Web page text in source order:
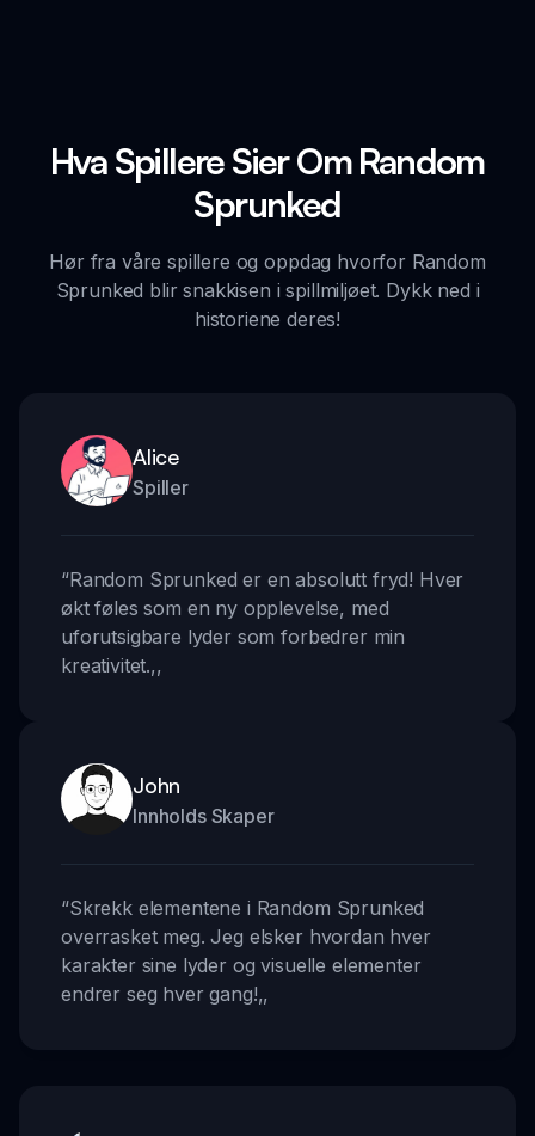
Hva Spillere Sier Om Random
Sprunked
Hør fra våre spillere og oppdag hvorfor Random
Sprunked blir snakkisen i spillmiljøet. Dykk ned i
historiene deres!
Alice
Spiller
“Random Sprunked er en absolutt fryd! Hver
økt føles som en ny opplevelse, med
uforutsigbare lyder som forbedrer min
kreativitet.,,
John
Innholds Skaper
“Skrekk elementene i Random Sprunked
overrasket meg. Jeg elsker hvordan hver
karakter sine lyder og visuelle elementer
endrer seg hver gang!,,